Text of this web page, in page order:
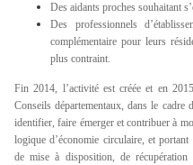
Des aidants proches souhaitant
Des professionnels
complémentaire pour leurs
plus contraint.
Fin 2014, l’activité est créée et en
Conseils départementaux, dans le
identifier, faire émerger et contribuer à
logique d’économie circulaire, et
de mise à disposition, de récupération